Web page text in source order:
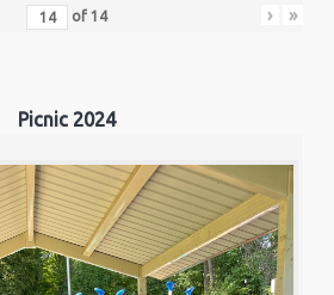
of 14 › »
Picnic 2024